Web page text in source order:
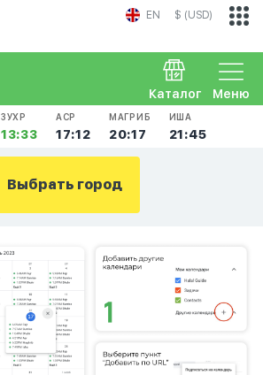
EN $ (USD)
Меню
Каталог
ЗУХР
13:33
АСР
17:12
МАГРИБ
20:17
ИША
21:45
Выбрать город